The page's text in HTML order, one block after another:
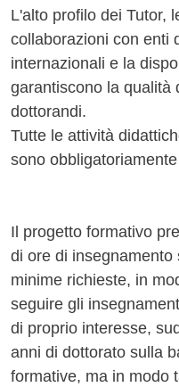
L'alto profilo dei Tutor,
collaborazioni con enti
internazionali e la
garantiscono la qualità
dottorandi.
Tutte le attività
sono
Il progetto formativo
di ore di
minime richieste, in
seguire gli
di proprio interesse,
anni di dottorato sulla
formative, ma in modo